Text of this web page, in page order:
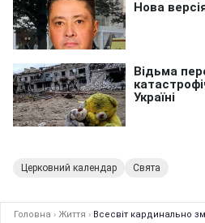
Церковний календар Свята
Головна › Життя › Всесвіт кардинально